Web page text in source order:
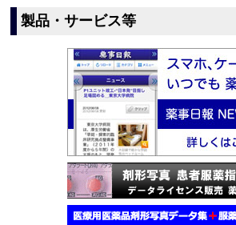
製品・サービス等